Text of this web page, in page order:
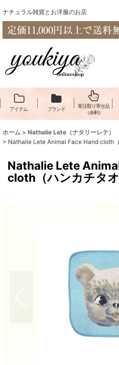
ナチュラル雑貨とお洋服のお店
アイテム ブランド
客注取り寄せ品
（余剰）
ホーム > Nathalie Lete（​ナタリーレテ）
> Nathalie Lete Animal Face Hand cloth
Nathalie Lete
cloth（ハンカチタ